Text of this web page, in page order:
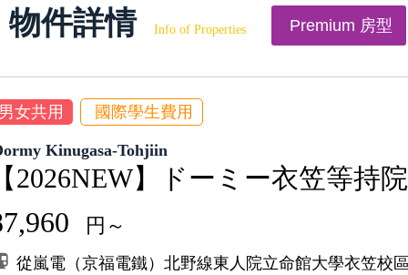
物件詳情 Info of Properties Premium 房型
女共用 國際學生費用
Kinugasa-Tohjiin
2026NEW】ドーミー衣笠等持院
円～
從嵐電（京福電鐵）北野線東人院立命館大學衣笠校